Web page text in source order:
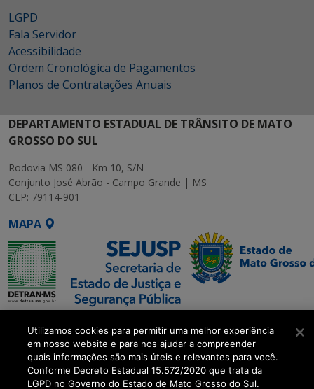
LGPD
Fala Servidor
Acessibilidade
Ordem Cronológica de Pagamentos
Planos de Contratações Anuais
DEPARTAMENTO ESTADUAL DE TRÂNSITO DE MATO
GROSSO DO SUL
Rodovia MS 080 - Km 10, S/N
Conjunto José Abrão - Campo Grande | MS
CEP: 79114-901
MAPA
SETDIG | Secretaria-
Executiva de
Transformação Digital
Utilizamos cookies para permitir uma melhor experiência
em nosso website e para nos ajudar a compreender
quais informações são mais úteis e relevantes para você.
Conforme Decreto Estadual 15.572/2020 que trata da
LGPD no Governo do Estado de Mato Grosso do Sul.